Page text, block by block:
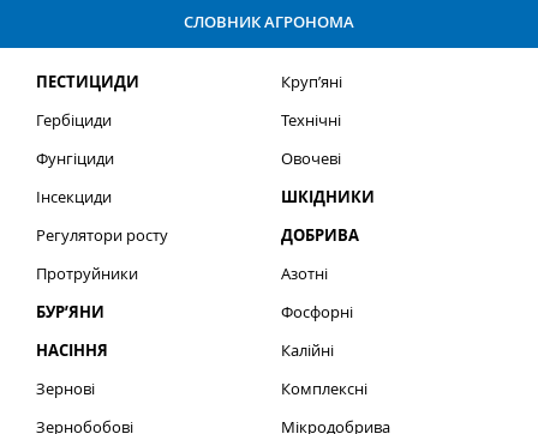
СЛОВНИК АГРОНОМА
ПЕСТИЦИДИ
Гербіциди
Фунгіциди
Інсекциди
Регулятори росту
Протруйники
БУР’ЯНИ
НАСІННЯ
Зернові
Зернобобові
Круп’яні
Технічні
Овочеві
ШКІДНИКИ
ДОБРИВА
Азотні
Фосфорні
Калійні
Комплексні
Мікродобрива